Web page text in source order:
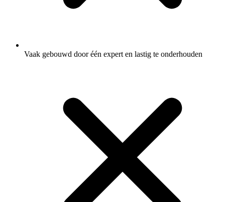
Vaak gebouwd door één expert en lastig te onderhouden